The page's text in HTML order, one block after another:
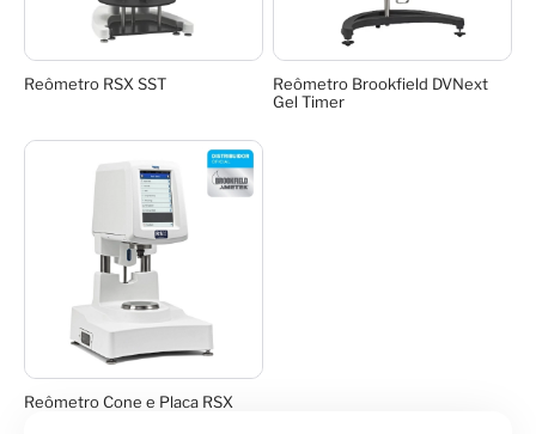
Reômetro RSX SST
Reômetro Brookfield DVNext
Gel Timer
Reômetro Cone e Placa RSX